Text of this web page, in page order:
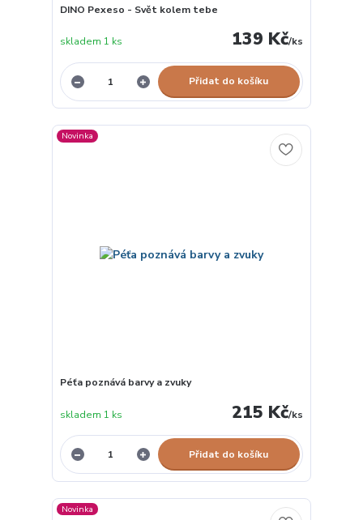
DINO Pexeso - Svět kolem tebe
139 Kč/ks
skladem 1 ks
Přidat do košíku
Novinka
Péťa poznává barvy a zvuky
215 Kč/ks
skladem 1 ks
Přidat do košíku
Novinka